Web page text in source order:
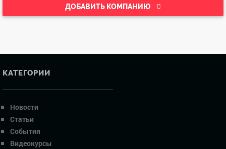
ДОБАВИТЬ КОМПАНИЮ
КАТЕГОРИИ
Новости
Статьи
События
Видеокурсы